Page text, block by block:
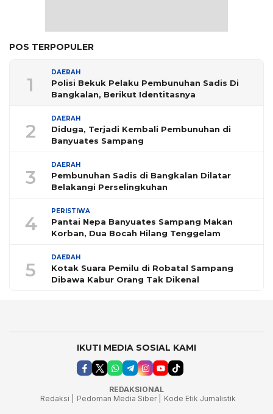
POS TERPOPULER
1
DAERAH
Polisi Bekuk Pelaku Pembunuhan Sadis Di
Bangkalan, Berikut Identitasnya
2
DAERAH
Diduga, Terjadi Kembali Pembunuhan di
Banyuates Sampang
3
DAERAH
Pembunuhan Sadis di Bangkalan Dilatar
Belakangi Perselingkuhan
4
PERISTIWA
Pantai Nepa Banyuates Sampang Makan
Korban, Dua Bocah Hilang Tenggelam
5
DAERAH
Kotak Suara Pemilu di Robatal Sampang
Dibawa Kabur Orang Tak Dikenal
IKUTI MEDIA SOSIAL KAMI
REDAKSIONAL
Redaksi |
Pedoman Media Siber |
Kode Etik Jurnalistik